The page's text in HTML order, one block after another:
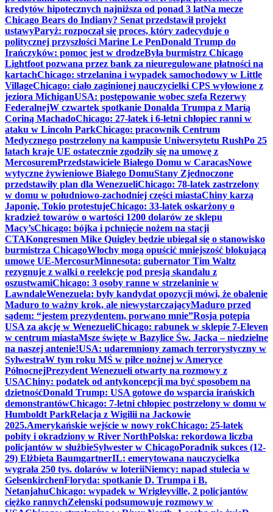
kredytów hipotecznych najniższa od ponad 3 latNa mecze
Chicago Bears do Indiany? Senat przedstawił projekt
ustawyParyż: rozpoczął się proces, który zadecyduje o
politycznej przyszłości Marine Le PenDonald Trump do
Irańczyków: pomoc jest w drodzeByła burmistrz Chicago
Lightfoot pozwana przez bank za nieuregulowane płatności na
kartachChicago: strzelanina i wypadek samochodowy w Little
VillageChicago: ciało zaginionej nauczycielki CPS wyłowione z
jeziora MichiganUSA: postępowanie wobec szefa Rezerwy
FederalnejW czwartek spotkanie Donalda Trumpa z Maríą
Coriną MachadoChicago: 27-latek i 6-letni chłopiec ranni w
ataku w Lincoln ParkChicago: pracownik Centrum
Medycznego postrzelony na kampusie Uniwersytetu RushPo 25
latach kraje UE ostatecznie zgodziły się na umowę z
MercosuremPrzedstawiciele Białego Domu w CaracasNowe
wytyczne żywieniowe Białego DomuStany Zjednoczone
przedstawiły plan dla WenezueliChicago: 78-latek zastrzelony
w domu w południowo-zachodniej części miastaChiny karzą
Japonię, Tokio protestujeChicago: 33-latek oskarżony o
kradzież towarów o wartości 1200 dolarów ze sklepu
Macy’sChicago: bójka i pchnięcie nożem na stacji
CTAKongresmen Mike Quigley będzie ubiegał się o stanowisko
burmistrza ChicagoWłochy mogą opuścić mniejszość blokującą
umowę UE-MercosurMinnesota: gubernator Tim Waltz
rezygnuje z walki o reelekcję pod presją skandalu z
oszustwamiChicago: 3 osoby ranne w strzelaninie w
LawndaleWenezuela: były kandydat opozycji mówi, że obalenie
Maduro to ważny krok, ale niewystarczającyMaduro przed
sądem: “jestem prezydentem, porwano mnie”Rosja potępia
USA za akcję w WenezueliChicago: rabunek w sklepie 7-Eleven
w centrum miastaMsze święte w Bazylice Św. Jacka – niedzielne
na naszej antenie!USA: udaremniony zamach terrorystyczny w
SylwestraW tym roku MŚ w piłce nożnej w Ameryce
PółnocnejPrezydent Wenezueli otwarty na rozmowy z
USAChiny: podatek od antykoncepcji ma być sposobem na
dzietnośćDonald Trump: USA gotowe do wsparcia irańskich
demonstrantówChicago: 7-letni chłopiec postrzelony w domu w
Humboldt ParkRelacja z Wigilii na Jackowie
2025.Amerykańskie wejście w nowy rokChicago: 25-latek
pobity i okradziony w River NorthPolska: rekordowa liczba
policjantów w służbieSylwester w ChicagoPoradnik sukces (12-
29) Elżbieta BaumgartnerIL: emerytowana nauczycielka
wygrała 250 tys. dolarów w loteriiNiemcy: napad stulecia w
GelsenkirchenFloryda: spotkanie D. Trumpa i B.
NetanjahuChicago: wypadek w Wrigleyville, 2 policjantów
ciężko rannychZełenski podsumowuje rozmowy w